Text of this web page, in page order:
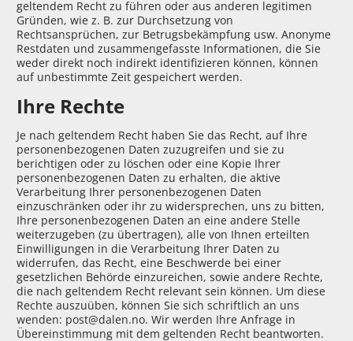
geltendem Recht zu führen oder aus anderen legitimen
Gründen, wie z. B. zur Durchsetzung von
Rechtsansprüchen, zur Betrugsbekämpfung usw. Anonyme
Restdaten und zusammengefasste Informationen, die Sie
weder direkt noch indirekt identifizieren können, können
auf unbestimmte Zeit gespeichert werden.
Ihre Rechte
Je nach geltendem Recht haben Sie das Recht, auf Ihre
personenbezogenen Daten zuzugreifen und sie zu
berichtigen oder zu löschen oder eine Kopie Ihrer
personenbezogenen Daten zu erhalten, die aktive
Verarbeitung Ihrer personenbezogenen Daten
einzuschränken oder ihr zu widersprechen, uns zu bitten,
Ihre personenbezogenen Daten an eine andere Stelle
weiterzugeben (zu übertragen), alle von Ihnen erteilten
Einwilligungen in die Verarbeitung Ihrer Daten zu
widerrufen, das Recht, eine Beschwerde bei einer
gesetzlichen Behörde einzureichen, sowie andere Rechte,
die nach geltendem Recht relevant sein können. Um diese
Rechte auszuüben, können Sie sich schriftlich an uns
wenden: post@dalen.no. Wir werden Ihre Anfrage in
Übereinstimmung mit dem geltenden Recht beantworten.